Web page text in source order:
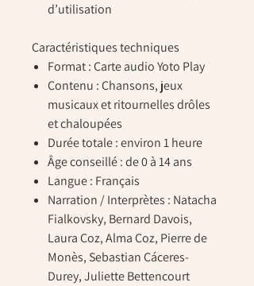
d’utilisation
Caractéristiques techniques
Format: Carte audio Yoto Play
Contenu : Chansons, jeux
musicaux et ritournelles drôles
et chaloupées
Durée totale: environ 1 heure
Âge conseillé: de 0 à 14 ans
Langue: Français
Narration / Interprètes : Natacha
Fialkovsky, Bernard Davois,
Laura Coz, Alma Coz, Pierre de
Monès, Sebastian Cáceres-
Durey, Juliette Bettencourt